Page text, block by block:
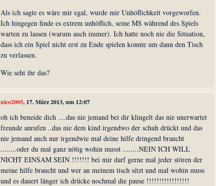
Als ich sagte es wäre mir egal, wurde mir Unhöflichkeit vorgeworfen.
Ich hingegen finde es extrem unhöflich, seine MS während des Spiels
warten zu lassen (warum auch immer). Ich hatte noch nie die Situation,
dass ich ein Spiel nicht erst zu Ende spielen konnte um dann den Tisch
zu verlassen.
Wie seht ihr das?
nico2005, 17. März 2013, um 12:07
oh ich beneide dich ....das nie jemand bei dir klingelt das nie unerwartet
freunde anrufen ..das nie dem kind irgendwo der schuh drückt und das
nie jemand auch nur irgendwie mal deine hilfe dringend braucht
........oder du mal ganz nötig wohin musst ........NEIN ICH WILL
NICHT EINSAM SEIN !!!!!!! bei mir darf gerne mal jeder stören der
meine hilfe braucht und wer an meinem tisch sitzt und mal wohin muss
und es dauert länger ich drücke nochmal die pause !!!!!!!!!!!!!!!!!